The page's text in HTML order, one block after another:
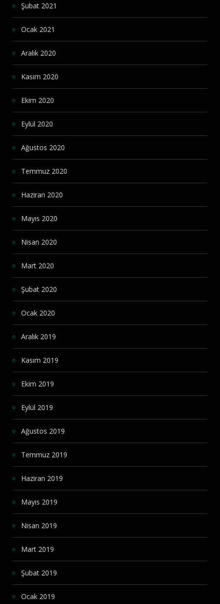
Şubat 2021
Ocak 2021
Aralık 2020
Kasım 2020
Ekim 2020
Eylül 2020
Ağustos 2020
Temmuz 2020
Haziran 2020
Mayıs 2020
Nisan 2020
Mart 2020
Şubat 2020
Ocak 2020
Aralık 2019
Kasım 2019
Ekim 2019
Eylül 2019
Ağustos 2019
Temmuz 2019
Haziran 2019
Mayıs 2019
Nisan 2019
Mart 2019
Şubat 2019
Ocak 2019